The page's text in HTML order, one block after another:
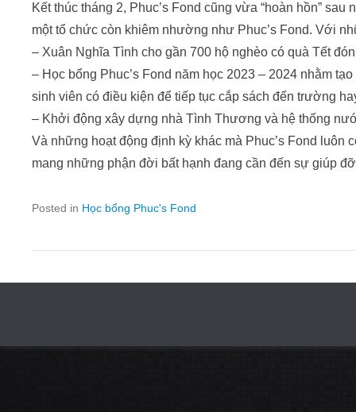
Kết thúc tháng 2, Phuc’s Fond cũng vừa “hoàn hồn”
một tổ chức còn khiêm nhường như Phuc’s Fond. Với
– Xuân Nghĩa Tình cho gần 700 hộ nghèo có quà Tết
– Học bổng Phuc’s Fond năm học 2023 – 2024 nhằm
sinh viên có điều kiện để tiếp tục cắp sách đến trường
– Khởi động xây dựng nhà Tình Thương và hệ thống
Và những hoạt động định kỳ khác mà Phuc’s Fond luôn
mang những phận đời bất hạnh đang cần đến sự giúp
Posted in Học bổng Phuc's Fond